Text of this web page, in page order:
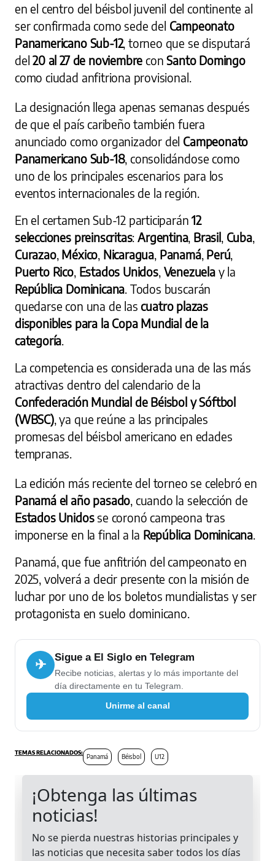
en el centro del béisbol juvenil del continente al
ser confirmada como sede del Campeonato
Panamericano Sub-12, torneo que se disputará
del20 al 27 de noviembre conSanto Domingo
como ciudad anfitriona provisional.
La designación llega apenas semanas después
de que el país caribeño también fuera
anunciado como organizador del Campeonato
Panamericano Sub-18, consolidándose como
uno de los principales escenarios para los
eventos internacionales de la región.
En el certamen Sub-12 participarán12
selecciones preinscritas: Argentina, Brasil, Cuba,
Curazao, México Nicaragua Panamá, Perú
Puerto Rico, Estados Unidos, Venezuela y la
República Dominicana . Todos buscarán
quedarse con una de las cuatro plazas
disponibles para la Copa Mundial de la
categoría
La competencia es considerada una de las más
atractivas dentro del calendario de la
Confederación Mundial de Béisbol y Sóftbol
(WBSC), ya que reúne a las principales
promesas del béisbol americano en edades
tempranas.
La edición más reciente del torneo se celebró en
Panamá el año pasado , cuando la selección de
Estados Unidosse coronó campeona tras
imponerse en la final a la República Dominicana
Panamá, que fue anfitrión del campeonato en
2025, volverá a decir presente con la misión de
luchar por uno de los boletos mundialistas y ser
protagonista en suelo dominicano.
✈ Sigue a El Siglo en Telegram
Recibe noticias, alertas y lo más importante del
día directamente en tu Telegram.
Unirme al canal
Panamá Béisbol U12